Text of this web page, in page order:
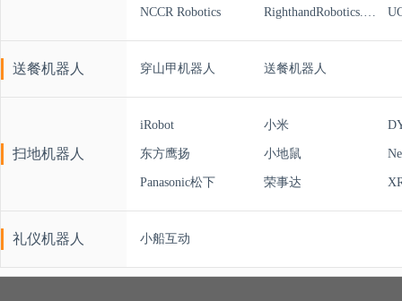
NCCR Robotics RighthandRobotics.com
送餐机器人 穿山甲机器人 送餐机器人
扫地机器人
iRobot 小米
东方鹰扬 小地鼠
Panasonic松下 荣事达
礼仪机器人 小船互动